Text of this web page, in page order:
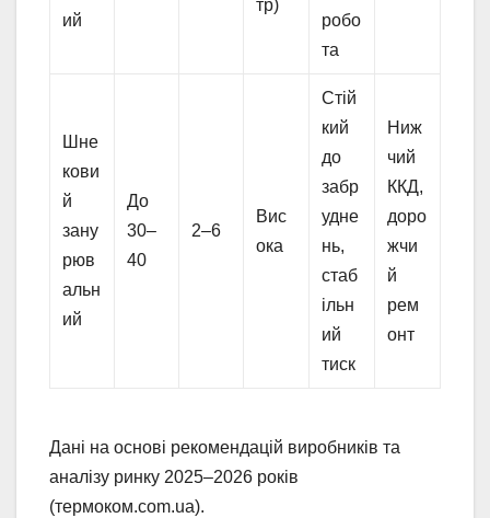
ий
тр)
робо
та
Шне
кови
й
зану
рюв
альн
ий
До
30–
40
2–6
Вис
ока
Стій
кий
до
забр
удне
нь,
стаб
ільн
ий
тиск
Ниж
чий
ККД,
доро
жчи
й
рем
онт
Дані на основі рекомендацій виробників та
аналізу ринку 2025–2026 років
(термоком.com.ua).